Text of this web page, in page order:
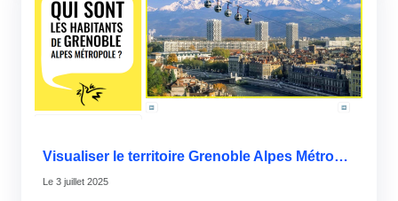
Visualiser le territoire Grenoble Alpes Métropole avec les données ouvertes
3 juillet 2025